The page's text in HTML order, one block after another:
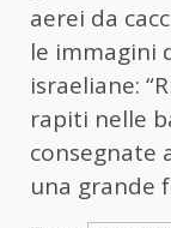
aerei da
le immagini
israeliane:
rapiti nelle
consegnate
una grande